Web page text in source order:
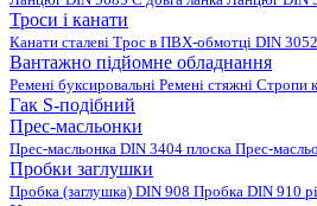
Троси і канати
Канати сталеві Трос в ПВХ-обмотці DIN 3052
Вантажно підйомне обладнання
Ремені буксировальні Ремені стяжні Стропи
Гак S-подібний
Прес-масльонки
Прес-масльонка DIN 3404 плоска Прес-
Пробки заглушки
Пробка (заглушка) DIN 908 Пробка DIN 910